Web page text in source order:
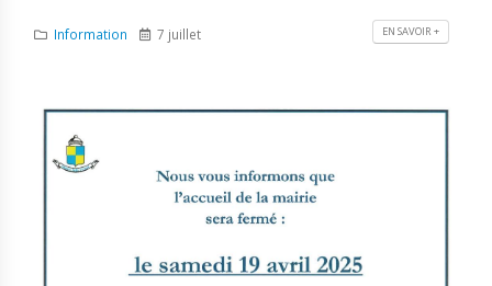
Information 7 juillet EN SAVOIR +